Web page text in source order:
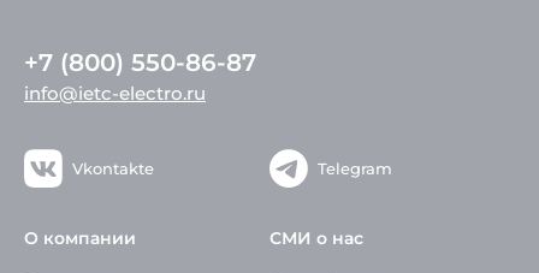
+7 (800) 550-86-87
info@ietc-electro.ru
Vkontakte Telegram
О компании СМИ о нас